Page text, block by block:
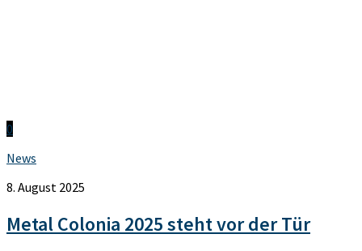
0
News
8. August 2025
Metal Colonia 2025 steht vor der Tür